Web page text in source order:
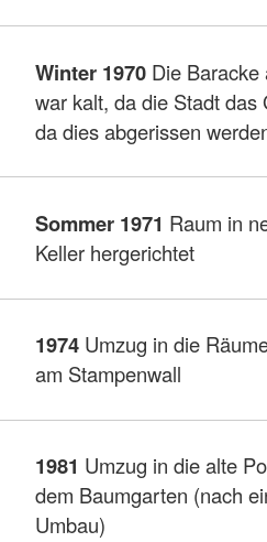
Winter 1970 Die
war kalt, da die Stadt das
da dies abgerissen
Sommer 1971 Raum in
Keller hergerichtet
1974 Umzug in die
am Stampenwall
1981 Umzug in die alte
dem Baumgarten (nach
Umbau)